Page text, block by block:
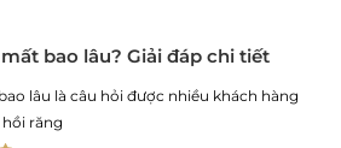
bao lâu? Giải đáp chi tiết
lâu là câu hỏi được nhiều khách hàng
răng